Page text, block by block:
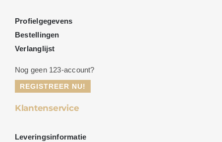
Profielgegevens
Bestellingen
Verlanglijst
Nog geen 123-account?
REGISTREER NU!
Klantenservice
Leveringsinformatie